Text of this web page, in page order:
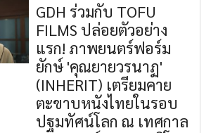
GDH ร่วมกับ TOFU
FILMS ปล่อยตัวอย่าง
แรก! ภาพยนตร์ฟอร์ม
ยักษ์ 'คุณยายวรนาฏ'
(INHERIT) เตรียมคาย
ตะขาบหนังไทยในรอบ
ปฐมทัศน์โลก ณ เทศกาล